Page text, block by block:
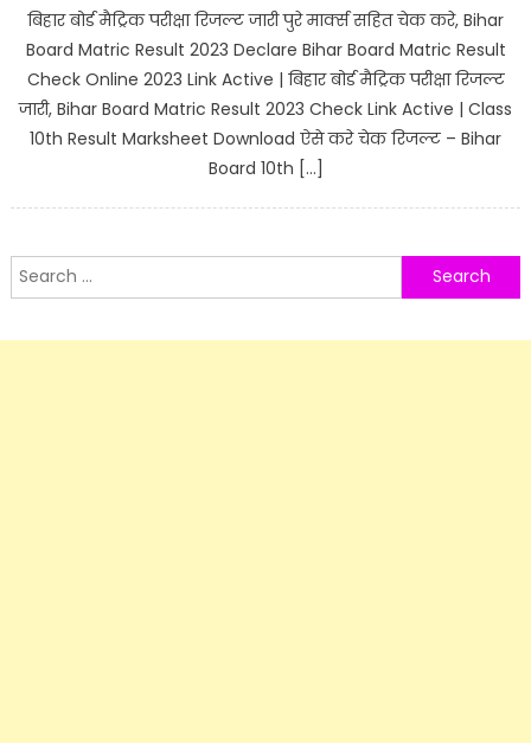
बिहार बोर्ड मैट्रिक परीक्षा रिजल्ट जारी पुरे मार्क्स सहित चेक करे, Bihar
Board Matric Result 2023 Declare Bihar Board Matric Result
Check Online 2023 Link Active | बिहार बोर्ड मैट्रिक परीक्षा रिजल्ट
जारी, Bihar Board Matric Result 2023 Check Link Active | Class
10th Result Marksheet Download ऐसे करे चेक रिजल्ट – Bihar
Board 10th […]
Search
for: